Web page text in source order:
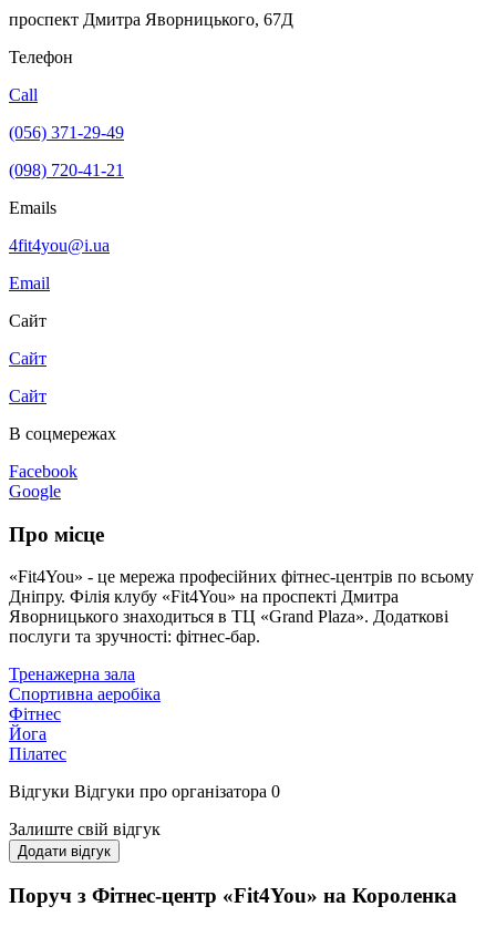
проспект Дмитра Яворницького, 67Д
Телефон
Call
(056) 371-29-49
(098) 720-41-21
Emails
4fit4you@i.ua
Email
Сайт
Сайт
Сайт
В соцмережах
Facebook
Google
Про місце
«Fit4You» - це мережа професійних фітнес-центрів по всьому
Дніпру. Філія клубу «Fit4You» на проспекті Дмитра
Яворницького знаходиться в ТЦ «Grand Plaza». Додаткові
послуги та зручності: фітнес-бар.
Тренажерна зала
Спортивна аеробіка
Фітнес
Йога
Пілатес
Відгуки Відгуки про організатора 0
Залиште свій відгук
Додати відгук
Поруч з Фітнес-центр «Fit4You» на Короленка